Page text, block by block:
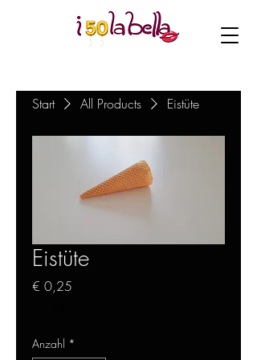
Start All Products Eistüte
Eistüte
€ 0,25
Anzahl *